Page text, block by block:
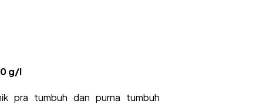
g/l
pra tumbuh dan purna tumbuh